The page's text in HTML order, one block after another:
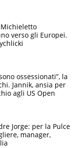
verso gli Europei.
ossessionati”, la
Jannik, ansia per
agli US Open
Jorge: per la Pulce
manager,